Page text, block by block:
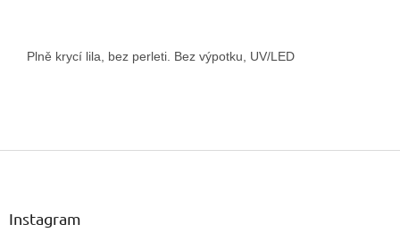
Plně krycí lila, bez perleti. Bez výpotku, UV/LED
Z
Instagram